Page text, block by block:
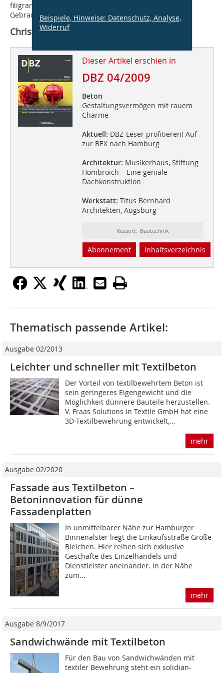
filigranen Tragkonstruktionen bis hin zum
Gebrauchsgüterbereich erstrecken.
Christian J. Grothaus, Berlin
Dieser Artikel erschien in
DBZ 04/2009
Beton
Gestaltungsvermögen mit rauem
Charme
Aktuell: DBZ-Leser profitieren! Auf
zur BEX nach Hamburg
Architektur: Musikerhaus, Stiftung
Hombroich – Eine geniale
Dachkonstruktion
Werkstatt: Titus Bernhard
Architekten, Augsburg
Ressort: Bautechnik
Abonnement Inhaltsverzeichnis
Beispiele, Hinweise: Datenschutz, Analyse,
Widerruf
Thematisch passende Artikel:
Ausgabe 02/2013
Leichter und schneller mit Textilbeton
Der Vorteil von textilbewehrtem Beton ist
sein geringeres Eigengewicht und die
Möglichkeit dünnere Bauteile herzustellen.
V. Fraas Solutions in Textile GmbH hat eine
3D-Textilbewehrung entwickelt,...
mehr
Ausgabe 02/2020
Fassade aus Textilbeton –
Betoninnovation für dünne
Fassadenplatten
In unmittelbarer Nähe zur Hamburger
Binnen­alster liegt die Einkaufsstraße Große
Bleichen. Hier reihen sich exklusive
Geschäfte des Einzelhandels und
Dienstleister aneinander. In der Nähe
zum...
mehr
Ausgabe 8/9/2017
Sandwichwände mit Textilbeton
Für den Bau von Sandwichwänden mit
textiler Bewehrung steht ein solidian-